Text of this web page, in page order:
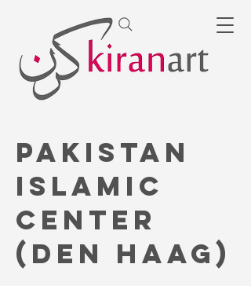
Pakistan
Islamic
Center
(Den Haag)